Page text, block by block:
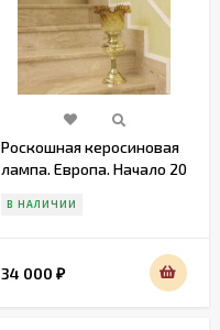
Роскошная керосиновая
лампа. Европа. Начало 20
В НАЛИЧИИ
34 000 ₽